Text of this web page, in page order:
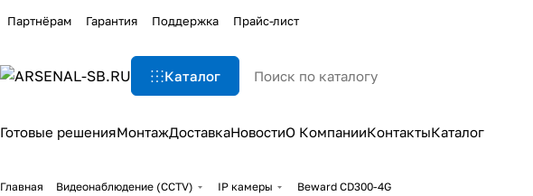
Партнёрам Гарантия Поддержка Прайс-лист
Каталог
Готовые решенияМонтажДоставкаНовостиО КомпанииКонтактыКаталог
Главная Видеонаблюдение (CCTV) IP камеры Beward CD300-4G